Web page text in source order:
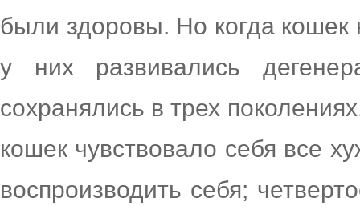
были здоровы. Но когда
у них развивались
сохранялись в трех
кошек чувствовало себя все
воспроизводить себя;